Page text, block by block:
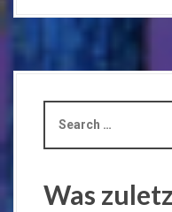
a
c
h
Was